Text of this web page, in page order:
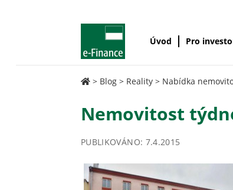
Úvod Pro
> Blog > Reality > Nabídka
Nemovitost
PUBLIKOVÁNO: 7.4.2015